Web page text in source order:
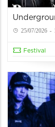
25/07/2026 -
Festival